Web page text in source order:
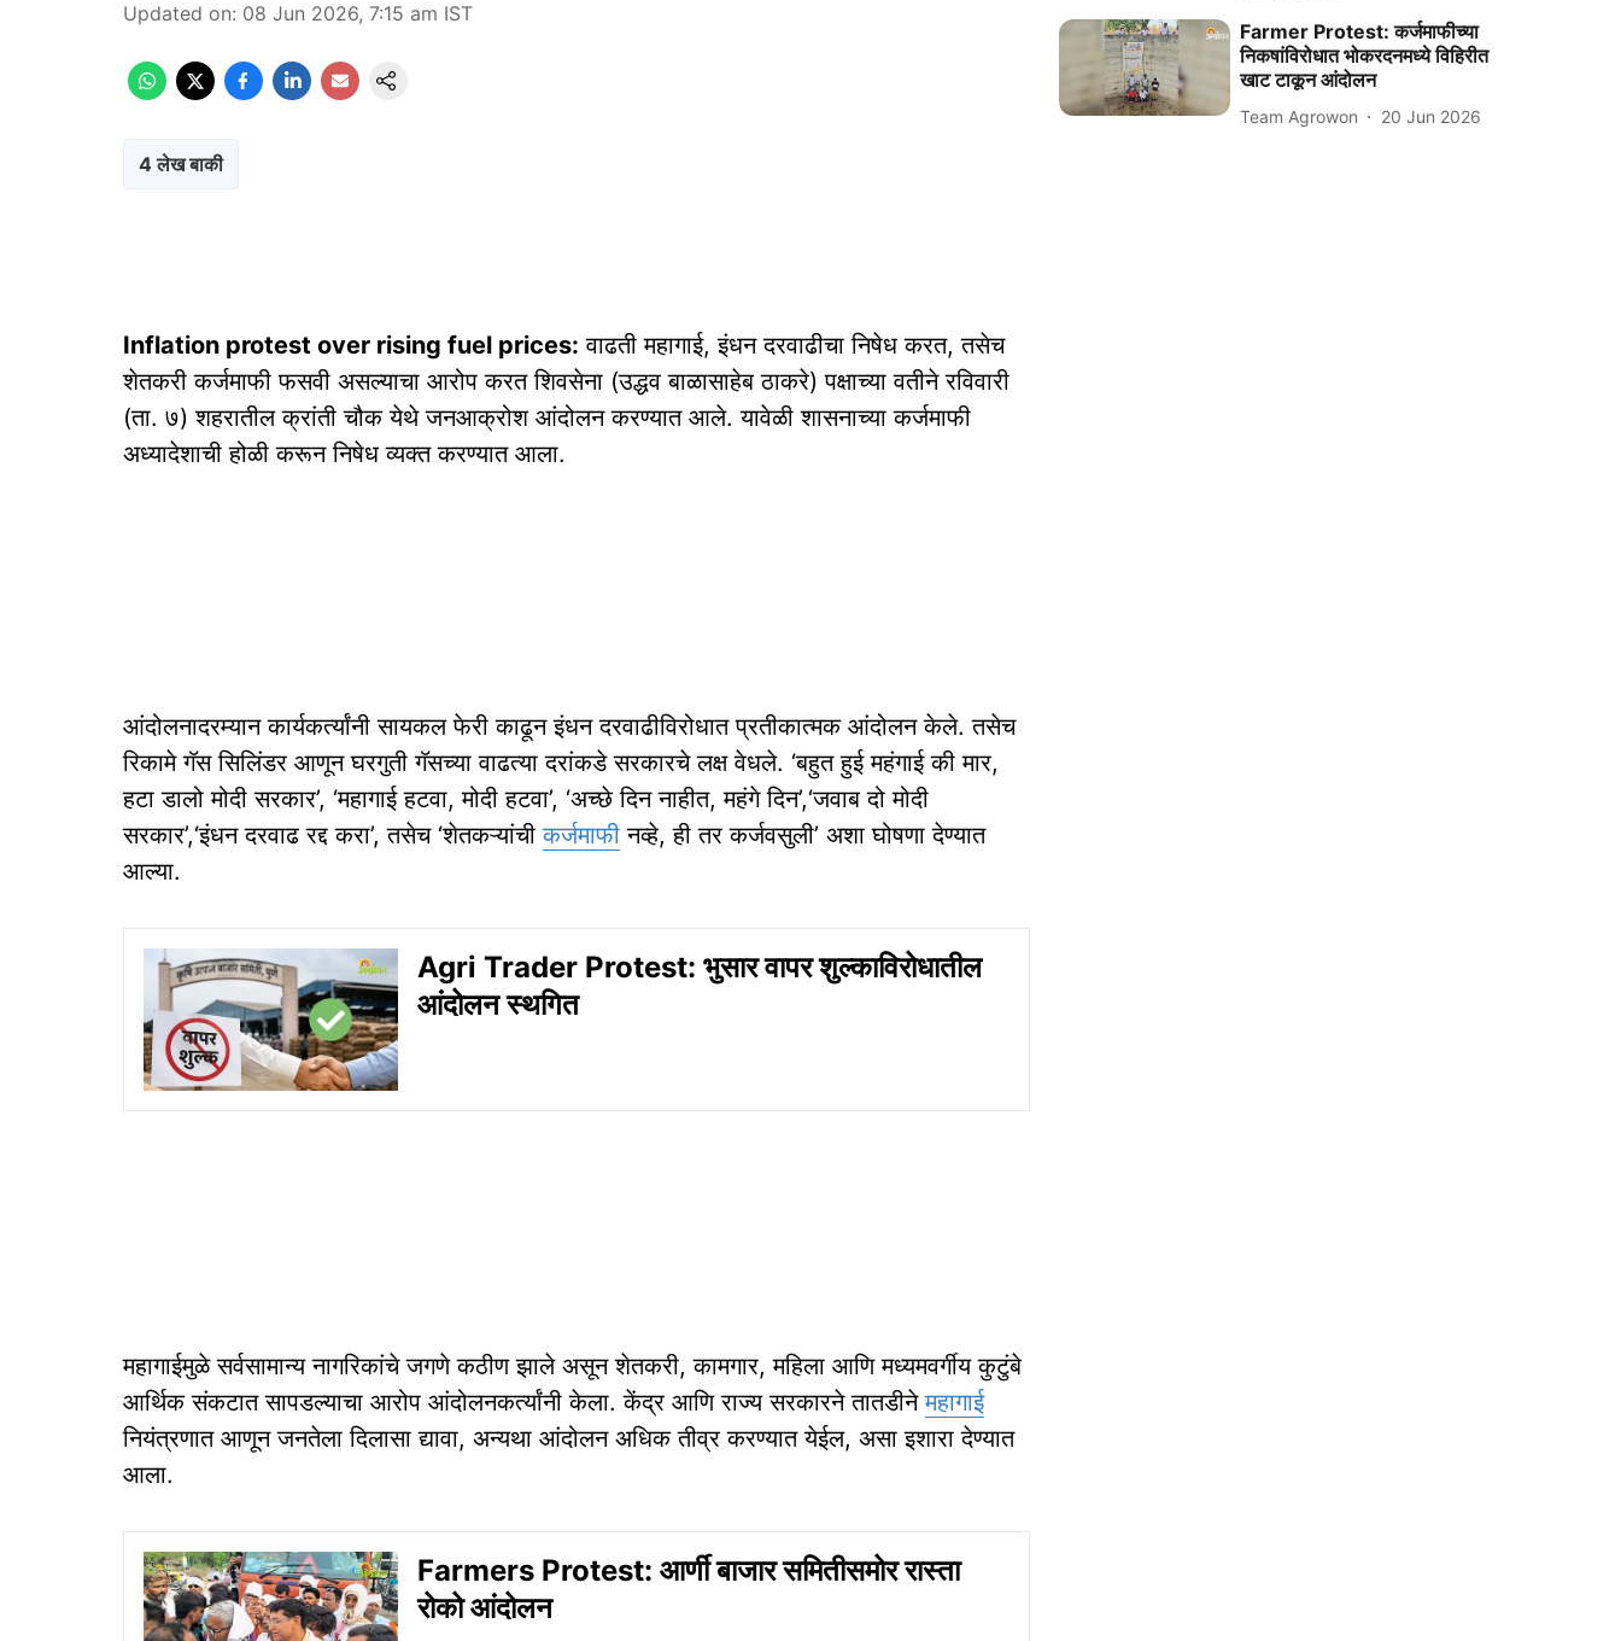
Updated on: 08 Jun 2026, 7:15 am IST
4 लेख बाकी
Inflation protest over rising fuel prices: वाढती महागाई, इंधन दरवाढीचा निषेध करत, तसेच
शेतकरी कर्जमाफी फसवी असल्याचा आरोप करत शिवसेना (उद्धव बाळासाहेब ठाकरे) पक्षाच्या वतीने रविवारी
(ता. ७) शहरातील क्रांती चौक येथे जनआक्रोश आंदोलन करण्यात आले. यावेळी शासनाच्या कर्जमाफी
अध्यादेशाची होळी करून निषेध व्यक्त करण्यात आला.
आंदोलनादरम्यान कार्यकर्त्यांनी सायकल फेरी काढून इंधन दरवाढीविरोधात प्रतीकात्मक आंदोलन केले. तसेच
रिकामे गॅस सिलिंडर आणून घरगुती गॅसच्या वाढत्या दरांकडे सरकारचे लक्ष वेधले. ‘बहुत हुई महंगाई की मार,
हटा डालो मोदी सरकार’, ‘महागाई हटवा, मोदी हटवा’, ‘अच्छे दिन नाहीत, महंगे दिन’,‘जवाब दो मोदी
सरकार’,‘इंधन दरवाढ रद्द करा’, तसेच ‘शेतकऱ्यांचीकर्जमाफी नव्हे, ही तर कर्जवसुली’ अशा घोषणा देण्यात
आल्या.
Agri Trader Protest: भुसार वापर शुल्काविरोधातील
आंदोलन स्थगित
महागाईमुळे सर्वसामान्य नागरिकांचे जगणे कठीण झाले असून शेतकरी, कामगार, महिला आणि मध्यमवर्गीय कुटुंबे
आर्थिक संकटात सापडल्याचा आरोप आंदोलनकर्त्यांनी केला. केंद्र आणि राज्य सरकारने तातडीनेमहागाई
नियंत्रणात आणून जनतेला दिलासा द्यावा, अन्यथा आंदोलन अधिक तीव्र करण्यात येईल, असा इशारा देण्यात
आला.
Farmers Protest: आर्णी बाजार समितीसमोर रास्ता
रोको आंदोलन
Farmer Protest: कर्जमाफीच्या
निकषांविरोधात भोकरदनमध्ये विहिरीत
खाट टाकून आंदोलन
Team Agrowon 20 Jun 2026